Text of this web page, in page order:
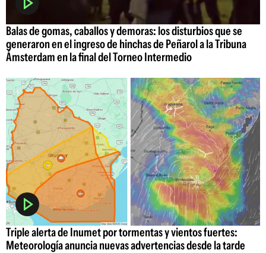
Balas de gomas, caballos y demoras: los disturbios que se
generaron en el ingreso de hinchas de Peñarol a la Tribuna
Ámsterdam en la final del Torneo Intermedio
Triple alerta de Inumet por tormentas y vientos fuertes:
Meteorología anuncia nuevas advertencias desde la tarde